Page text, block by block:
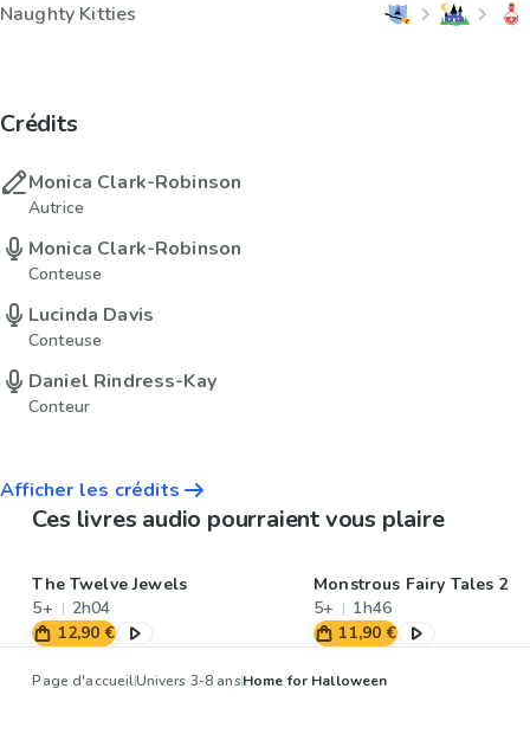
Naughty Kitties
Crédits
Monica Clark-Robinson
Autrice
Monica Clark-Robinson
Conteuse
Lucinda Davis
Conteuse
Daniel Rindress-Kay
Conteur
Afficher les crédits
Ces livres audio pourraient vous plaire
The Twelve Jewels
5+
2h04
12,90 €
Monstrous Fairy Tales 2
5+
1h46
11,90 €
Page d'accueilUnivers 3-8 ansHome for Halloween